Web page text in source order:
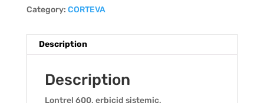
Category: CORTEVA
Description
Description
Lontrel 600, erbicid sistemic,